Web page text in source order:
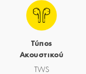
Τύπος
Ακουστικού
TWS